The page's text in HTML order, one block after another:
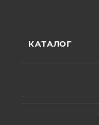
КАТАЛОГ